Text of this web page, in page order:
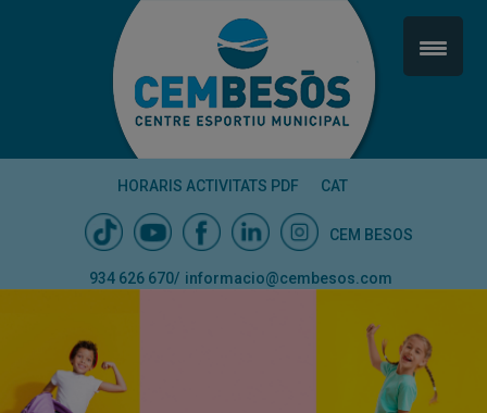
HORARIS ACTIVITATS PDF CAT
CEM BESOS
934 626 670/ informacio@cembesos.com